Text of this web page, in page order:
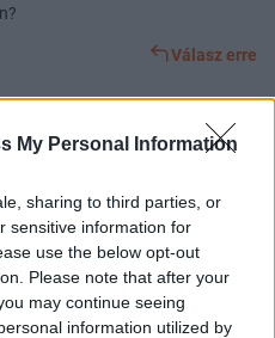
My Personal Information
sharing to third parties, or
sensitive information for
use the below opt-out
Please note that after your
may continue seeing
information utilized by
Válasz erre
meglátod?
a gyomrom!
De ez a háború rányo.ja a